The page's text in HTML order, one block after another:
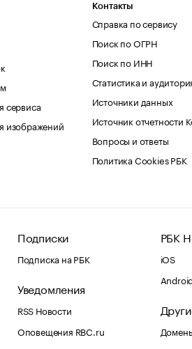
сервиса
изображений
Контакты
Справка по сервису
Поиск по ОГРН
Поиск по ИНН
Статистика и
Источники данных
Источник отчетности
Вопросы и ответы
Политика Cookies РБК
Подписки
Подписка на РБК
Уведомления
RSS Новости
Оповещения RBC.ru
РБК
iOS